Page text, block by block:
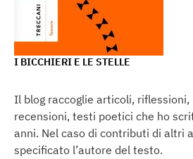
I BICCHIERI E LE STELLE
Il blog raccoglie articoli,
recensioni, testi poetici che ho
anni. Nel caso di contributi di altri
specificato l’autore del testo.